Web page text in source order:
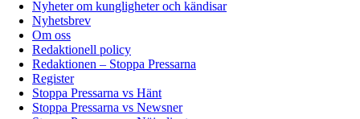
Nyheter om kungligheter och kändisar
Nyhetsbrev
Om oss
Redaktionell policy
Redaktionen – Stoppa Pressarna
Register
Stoppa Pressarna vs Hänt
Stoppa Pressarna vs Newsner